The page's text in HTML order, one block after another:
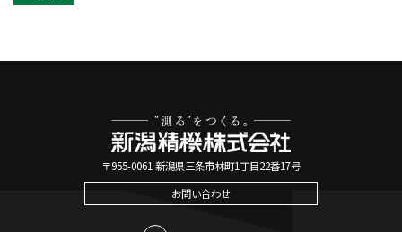
〒955-0061 新潟県三条市林町1丁目22番17号
お問い合わせ